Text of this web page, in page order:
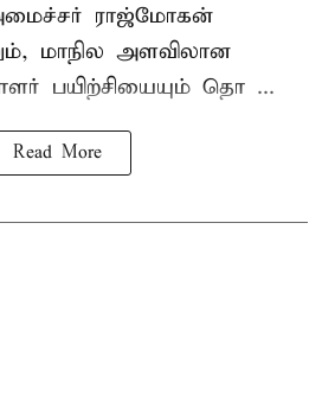
ராஜ்மோகன்
மாநில அளவிலான
பயிற்சியையும் தொ ...
Read More